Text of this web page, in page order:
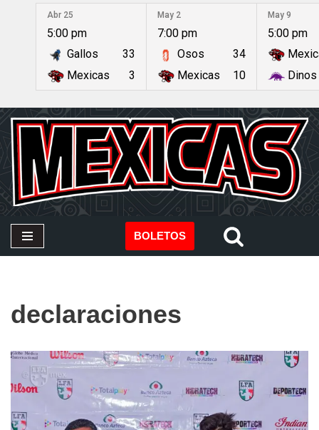
contenido
Abr 25
5:00 pm
Gallos
33
Mexicas
3
May 2
7:00 pm
Osos
34
Mexicas
10
May 9
5:00 pm
Dinos
BOLETOS
declaraciones